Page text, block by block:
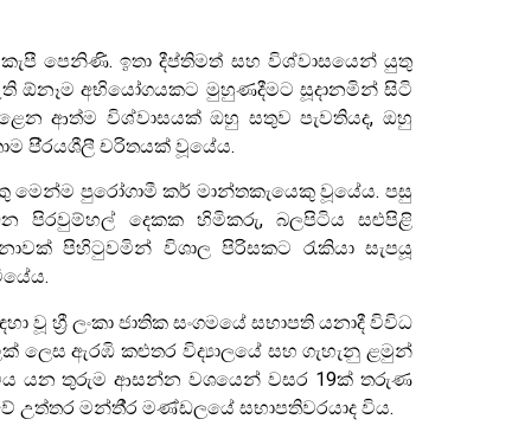
පෙනිණි. ඉතා දීප්තිමත් සහ විශ්වාසයෙන් යුතු
ඕනෑම අභියෝගයකට මුහුණදීමට සූදානමින් සිටි
ආත්ම විශ්වාසයක් ඔහු සතුව පැවතියද, ඔහු
පි‍්‍රයශීලී චරිතයක් වූයේය.
මෙන්ම පුරෝගාමී කර් මාන්තකැයෙකු වූයේය. පසු
පිරවුම්හල් දෙකක හිමිකරු, බලපිටිය සළුපිළි
පිහිටුවමින් විශාල පිරිසකට රැකියා සැපයූ
වූ හ්‍රී ලංකා ජාතික සංගමයේ සභාපති යනාදී විවිධ
ලෙස ඇරඹි කළුතර විද්‍යාලයේ සහ ගැහැනු ළමුන්
මිය යන තුරුම ආසන්න වශයෙන් වසර 19ක් තරුණ
උත්තර මන්තී‍්‍ර මණ්ඩලයේ සභාපතිවරයාද විය.